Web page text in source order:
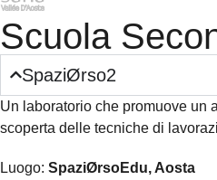
Scuola
SpaziØrso2
Un laboratorio che promuove un
scoperta delle tecniche di
Luogo: SpaziØrsoEdu, Aosta